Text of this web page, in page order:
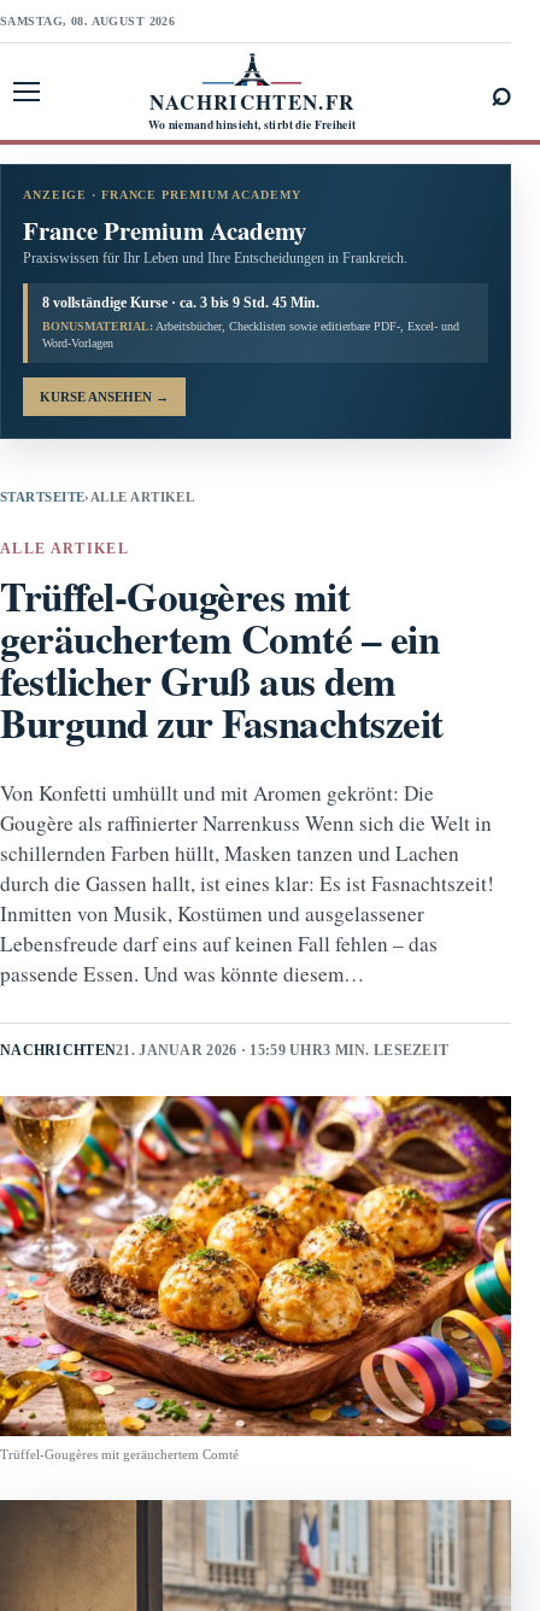
SAMSTAG, 08. AUGUST 2026
NACHRICHTEN.FR
Wo niemand hinsieht, stirbt die Freiheit
⌕
ANZEIGE · FRANCE PREMIUM ACADEMY
France Premium Academy
Praxiswissen für Ihr Leben und Ihre Entscheidungen in Frankreich.
8 vollständige Kurse · ca. 3 bis 9 Std. 45 Min.
BONUSMATERIAL: Arbeitsbücher, Checklisten sowie editierbare PDF-, Excel- und
Word-Vorlagen
KURSE ANSEHEN →
STARTSEITE› ALLE ARTIKEL
ALLE ARTIKEL
Trüffel-Gougères mit
geräuchertem Comté – ein
festlicher Gruß aus dem
Burgund zur Fasnachtszeit
Von Konfetti umhüllt und mit Aromen gekrönt: Die
Gougère als raffinierter Narrenkuss Wenn sich die Welt in
schillernden Farben hüllt, Masken tanzen und Lachen
durch die Gassen hallt, ist eines klar: Es ist Fasnachtszeit!
Inmitten von Musik, Kostümen und ausgelassener
Lebensfreude darf eins auf keinen Fall fehlen – das
passende Essen. Und was könnte diesem…
NACHRICHTEN21. JANUAR 2026 · 15:59 UHR3 MIN. LESEZEIT
Trüffel-Gougères mit geräuchertem Comté